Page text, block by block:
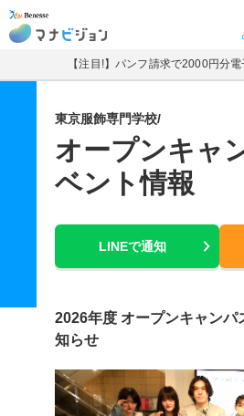
マナビジョン
【注目!】パンフ請求で2000円分
東京服飾専門学校/
オープンキャ
ベント情報
LINEで通知
2026年度 オープンキャンパ
知らせ